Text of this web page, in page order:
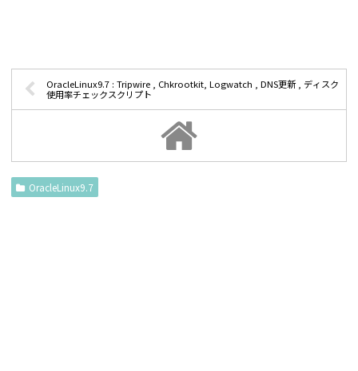
OracleLinux9.7 : Tripwire , Chkrootkit, Logwatch , DNS更新 , ディスク
使用率チェックスクリプト
OracleLinux9.7